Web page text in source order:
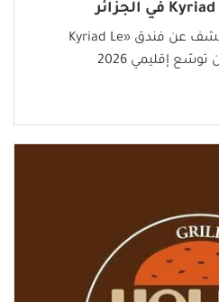
مجموعة Louvre Hotels تكشف عن فندق «Kyriad Le